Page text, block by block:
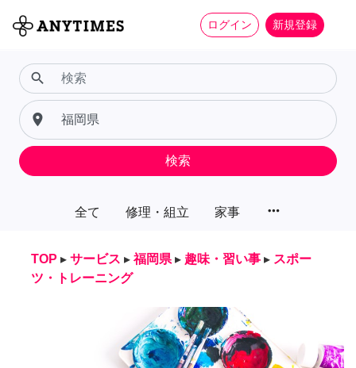
ログイン 新規登録
全て 修理・組立 家事 more_horiz
search
place
検索
TOP ▸ サービス ▸ 福岡県 ▸ 趣味・習い事 ▸ スポー
ツ・トレーニング